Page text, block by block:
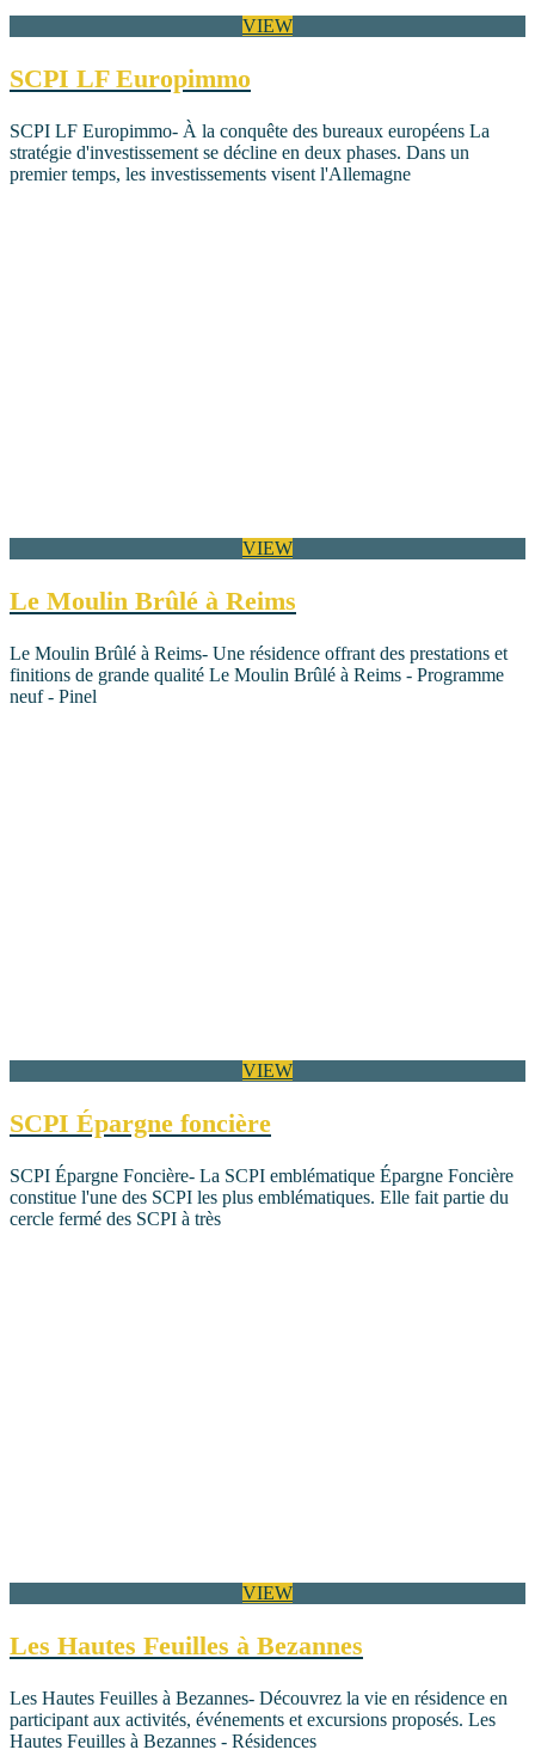
VIEW
SCPI LF Europimmo
SCPI LF Europimmo- À la conquête des bureaux européens La
stratégie d'investissement se décline en deux phases. Dans un
premier temps, les investissements visent l'Allemagne
VIEW
Le Moulin Brûlé à Reims
Le Moulin Brûlé à Reims- Une résidence offrant des prestations et
finitions de grande qualité Le Moulin Brûlé à Reims - Programme
neuf - Pinel
VIEW
SCPI Épargne foncière
SCPI Épargne Foncière- La SCPI emblématique Épargne Foncière
constitue l'une des SCPI les plus emblématiques. Elle fait partie du
cercle fermé des SCPI à très
VIEW
Les Hautes Feuilles à Bezannes
Les Hautes Feuilles à Bezannes- Découvrez la vie en résidence en
participant aux activités, événements et excursions proposés. Les
Hautes Feuilles à Bezannes - Résidences